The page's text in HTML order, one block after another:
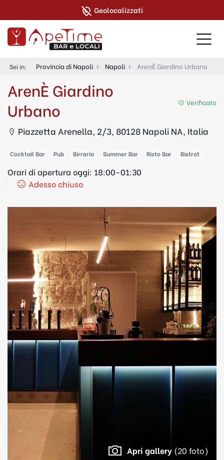
Geolocalizzati
Sei in: Provincia di Napoli Napoli ArenÈ Giardino Urbano
ArenÈ Giardino
Urbano
Verificato
Piazzetta Arenella, 2/3, 80128 Napoli NA, Italia
Cocktail Bar Pub Birreria Summer Bar Risto Bar Bistrot
Orari di apertura oggi: 18:00-01:30
Adesso chiuso
Apri gallery (20 foto)